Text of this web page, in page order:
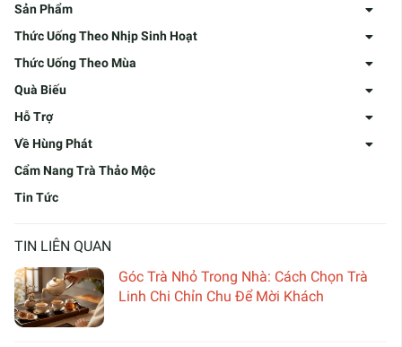
Sản Phẩm
Thức Uống Theo Nhịp Sinh Hoạt
Thức Uống Theo Mùa
Quà Biếu
Hỗ Trợ
Về Hùng Phát
Cẩm Nang Trà Thảo Mộc
Tin Tức
TIN LIÊN QUAN
Góc Trà Nhỏ Trong Nhà: Cách Chọn Trà
Linh Chi Chỉn Chu Để Mời Khách